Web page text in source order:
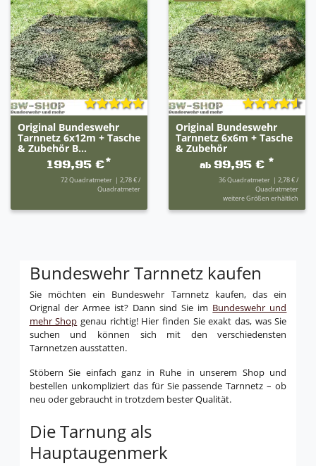
Original Bundeswehr
Tarnnetz 6x12m + Tasche
& Zubehör B...
199,95 €*
72Quadratmeter | 2,78 € /
Quadratmeter
Original Bundeswehr
Tarnnetz 6x6m + Tasche
& Zubehör
ab 99,95 € *
36Quadratmeter | 2,78 € /
Quadratmeter
weitere Größen erhältlich
Bundeswehr Tarnnetz kaufen
Sie möchten ein Bundeswehr Tarnnetz kaufen, das ein
Orignal der Armee ist? Dann sind Sie im Bundeswehr und
mehr Shop genau richtig! Hier finden Sie exakt das, was Sie
suchen und können sich mit den verschiedensten
Tarnnetzen ausstatten.
Stöbern Sie einfach ganz in Ruhe in unserem Shop und
bestellen unkompliziert das für Sie passende Tarnnetz – ob
neu oder gebraucht in trotzdem bester Qualität.
Die Tarnung als
Hauptaugenmerk